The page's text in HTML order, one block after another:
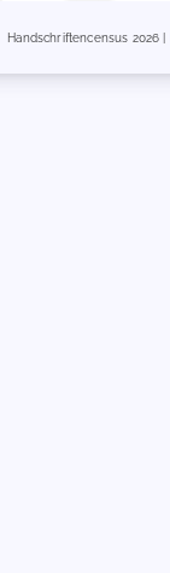
Handschriftencensus 2026 |